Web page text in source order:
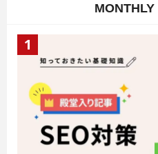
MONTHLY